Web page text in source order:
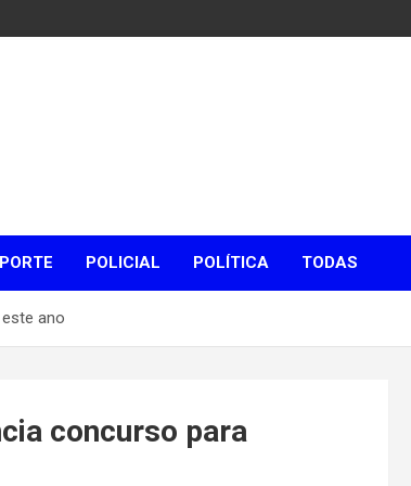
POLICIAL POLÍTICA TODAS
ano
concurso para